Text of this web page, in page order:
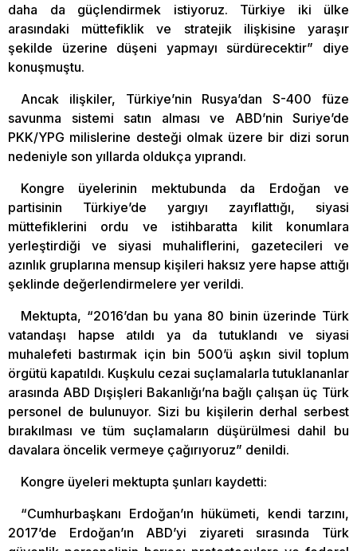
daha da güçlendirmek istiyoruz. Türkiye iki ülke
arasındaki müttefiklik ve stratejik ilişkisine yaraşır
şekilde üzerine düşeni yapmayı sürdürecektir” diye
konuşmuştu.
Ancak ilişkiler, Türkiye’nin Rusya’dan S-400 füze
savunma sistemi satın alması ve ABD’nin Suriye’de
PKK/YPG milislerine desteği olmak üzere bir dizi sorun
nedeniyle son yıllarda oldukça yıprandı.
Kongre üyelerinin mektubunda da Erdoğan ve
partisinin Türkiye’de yargıyı zayıflattığı, siyasi
müttefiklerini ordu ve istihbaratta kilit konumlara
yerleştirdiği ve siyasi muhaliflerini, gazetecileri ve
azınlık gruplarına mensup kişileri haksız yere hapse attığı
şeklinde değerlendirmelere yer verildi.
Mektupta, “2016’dan bu yana 80 binin üzerinde Türk
vatandaşı hapse atıldı ya da tutuklandı ve siyasi
muhalefeti bastırmak için bin 500’ü aşkın sivil toplum
örgütü kapatıldı. Kuşkulu cezai suçlamalarla tutuklananlar
arasında ABD Dışişleri Bakanlığı’na bağlı çalışan üç Türk
personel de bulunuyor. Sizi bu kişilerin derhal serbest
bırakılması ve tüm suçlamaların düşürülmesi dahil bu
davalara öncelik vermeye çağırıyoruz” denildi.
Kongre üyeleri mektupta şunları kaydetti:
“Cumhurbaşkanı Erdoğan’ın hükümeti, kendi tarzını,
2017’de Erdoğan’ın ABD’yi ziyareti sırasında Türk